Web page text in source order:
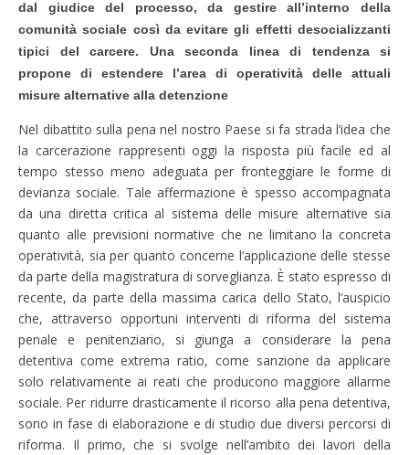
dal giudice del processo, da gestire all’interno della
comunità sociale così da evitare gli effetti desocializzanti
tipici del carcere. Una seconda linea di tendenza si
propone di estendere l’area di operatività delle attuali
misure alternative alla detenzione
Nel dibattito sulla pena nel nostro Paese si fa strada l’idea che
la carcerazione rappresenti oggi la risposta più facile ed al
tempo stesso meno adeguata per fronteggiare le forme di
devianza sociale. Tale affermazione è spesso accompagnata
da una diretta critica al sistema delle misure alternative sia
quanto alle previsioni normative che ne limitano la concreta
operatività, sia per quanto concerne l’applicazione delle stesse
da parte della magistratura di sorveglianza. È stato espresso di
recente, da parte della massima carica dello Stato, l’auspicio
che, attraverso opportuni interventi di riforma del sistema
penale e penitenziario, si giunga a considerare la pena
detentiva come extrema ratio, come sanzione da applicare
solo relativamente ai reati che producono maggiore allarme
sociale. Per ridurre drasticamente il ricorso alla pena detentiva,
sono in fase di elaborazione e di studio due diversi percorsi di
riforma. Il primo, che si svolge nell’ambito dei lavori della